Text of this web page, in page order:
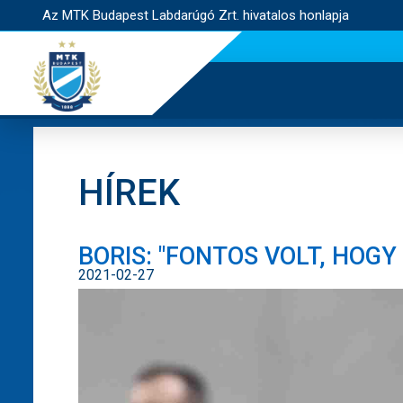
Az MTK Budapest Labdarúgó Zrt. hivatalos honlapja
HÍREK
BORIS: "FONTOS VOLT,
2021-02-27